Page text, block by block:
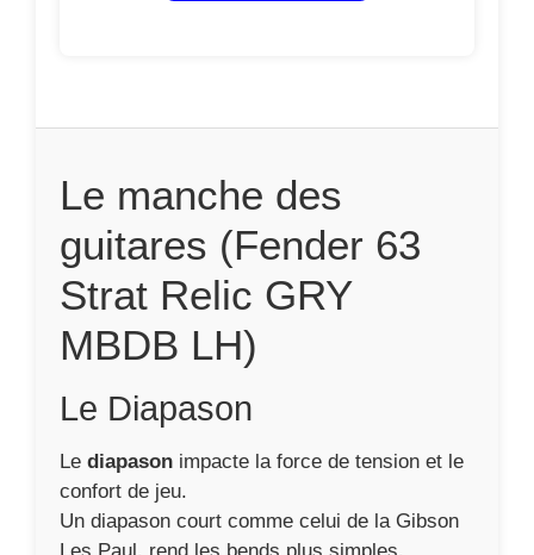
Le manche des
guitares (Fender 63
Strat Relic GRY
MBDB LH)
Le Diapason
Le diapason impacte la force de tension et le
confort de jeu.
Un diapason court comme celui de la Gibson
Les Paul, rend les bends plus simples.